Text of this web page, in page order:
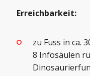
Erreichbarkeit:
zu Fuss in ca.
8 Infosäulen